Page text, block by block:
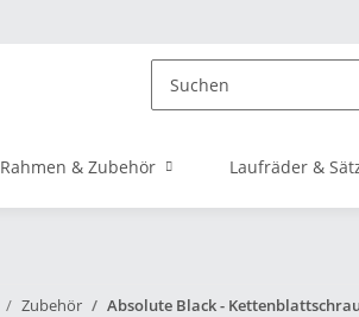
Rahmen & Zubehör Laufräder &
Zubehör Absolute Black -